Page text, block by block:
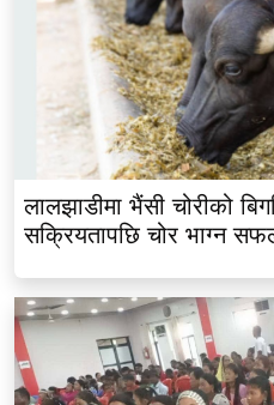
लालझाडीमा भैंसी चोरीको
सक्रियतापछि चोर भाग्न